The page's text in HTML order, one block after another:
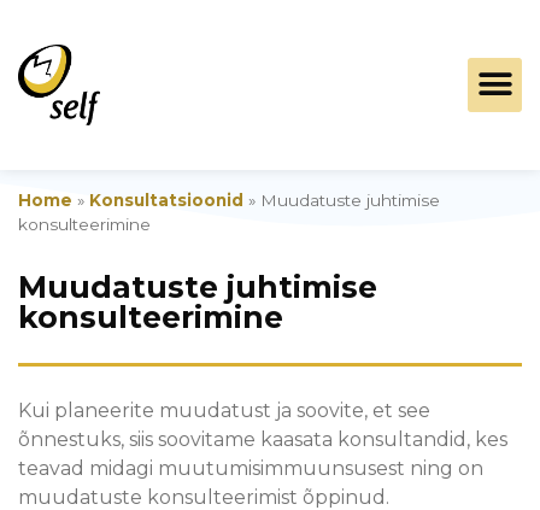
Home » Konsultatsioonid » Muudatuste juhtimise
konsulteerimine
Muudatuste juhtimise
konsulteerimine
Kui planeerite muudatust ja soovite, et see
õnnestuks, siis soovitame kaasata konsultandid, kes
teavad midagi muutumisimmuunsusest ning on
muudatuste konsulteerimist õppinud.